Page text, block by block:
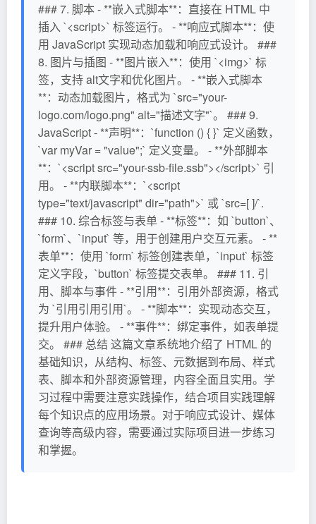
### 7. 脚本 - **嵌入式脚本**：直接在 HTML 中
插入 `<script>` 标签运行。 - **响应式脚本**：使
用 JavaScript 实现动态加载和响应式设计。 ###
8. 图片与插图 - **图片嵌入**：使用 `<img>` 标
签，支持 alt文字和优化图片。 - **嵌入式脚本
**：动态加载图片，格式为 `src="your-
logo.com/logo.png" alt="描述文字"`。 ### 9.
JavaScript - **声明**：`function () { }` 定义函数，
`var myVar = "value";` 定义变量。 - **外部脚本
**：`<script src="your-ssb-file.ssb"></script>` 引
用。 - **内联脚本**：`<script
type="text/javascript" dir="path">` 或 `src=[ ]/`.
### 10. 综合标签与表单 - **标签**：如 `button`、
`form`、`input` 等，用于创建用户交互元素。 - **
表单**：使用 `form` 标签创建表单，`input` 标签
定义字段，`button` 标签提交表单。 ### 11. 引
用、脚本与事件 - **引用**：引用外部资源，格式
为 `引用引用引用`。 - **脚本**：实现动态交互，
提升用户体验。 - **事件**：绑定事件，如表单提
交。 ### 总结 这篇文章系统地介绍了 HTML 的
基础知识，从结构、标签、元数据到布局、样式
表、脚本和外部资源管理，内容全面且实用。学
习过程中需要注意实践操作，结合项目实践理解
每个知识点的应用场景。对于响应式设计、媒体
查询等高级内容，需要通过实际项目进一步练习
和掌握。